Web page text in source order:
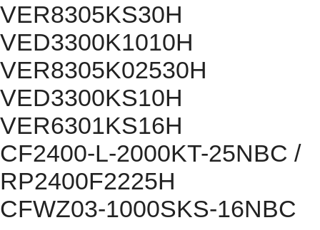
VER8305KS30H
VED3300K1010H
VER8305K02530H
VED3300KS10H
VER6301KS16H
CF2400-L-2000KT-25NBC /
RP2400F2225H
CFWZ03-1000SKS-16NBC